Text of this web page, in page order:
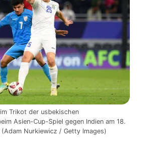
Trikot der usbekischen
Asien-Cup-Spiel gegen Indien am 18.
Nurkiewicz / Getty Images)